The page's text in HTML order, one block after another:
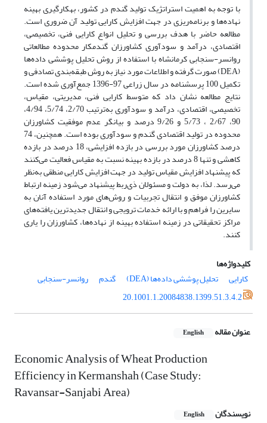
با توجه به اهمیت استراتژیک تولید گندم در کشور، به­کارگیری بهینه
نهاده‌ها و برنامه‌ریزی در جهت افزایش کارایی تولید آن ضروری است.
مطالعه حاضر با هدف بررسی و تحلیل انواع کارایی فنی، تخصیصی،
اقتصادی، درآمد و سودآوری کشاورزان گندمکار محدوده مطالعاتی
روانسر-سنجابی کرمانشاه با استفاده از روش تحلیل پوششی داده‌ها
(DEA) صورت گرفته و اطلاعات مورد نیاز به روش طبقه‌بندی تصادفی و
تکمیل 100 پرسشنامه در سال زراعی 97-1396 جمع‌آوری شده است.
نتایج مطالعه نشان داد که متوسط کارایی فنی، مدیریتی، مقیاس،
تخصیصی، اقتصادی، درآمد و سودآوری به‌ترتیب 2/70، 5/74، 4/94،
90، 2/67 ، 5/73 و 9/26 درصد و بیانگر عدم موفقیت کشاورزان
محدوده در تولید اقتصادی گندم و سودآوری بوده است. همچنین، 74
درصد کشاورزان مورد بررسی در بازده افزایشی، 18 درصد در بازده
کاهشی و تنها 8 درصد در بازده بهینه نسبت به مقیاس فعالیت می‌کنند
که پیشنهاد افزایش مقیاس تولید در جهت افزایش کارایی منطقی به‌نظر
می‌رسد. لذا، به دولت و مسئولان ذی‌ربط پیشنهاد می‌شود زمینه‌ ارتباط
کشاورزان موفق و انتقال تجربیات و روش‌های مورد استفاده آنان به
سایرین را فراهم و با ارائه خدمات ترویجی و انتقال جدیدترین یافته‌های
مراکز تحقیقاتی در زمینه استفاده بهینه از نهاده‌ها، کشاورزان را یاری
کنند.
کلیدواژه‌ها
کارایی
تحلیل پوششی داده‌ها (DEA) گندم
روانسر-سنجابی
20.1001.1.20084838.1399.51.3.4.2
عنوان مقاله English
Economic Analysis of Wheat Production
Efficiency in Kermanshah (Case Study:
Ravansar-Sanjabi Area)
نویسندگان English